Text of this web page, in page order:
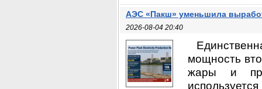
АЭС «Пакш» уменьшила
2026-08-04 20:40
мощность
жары и